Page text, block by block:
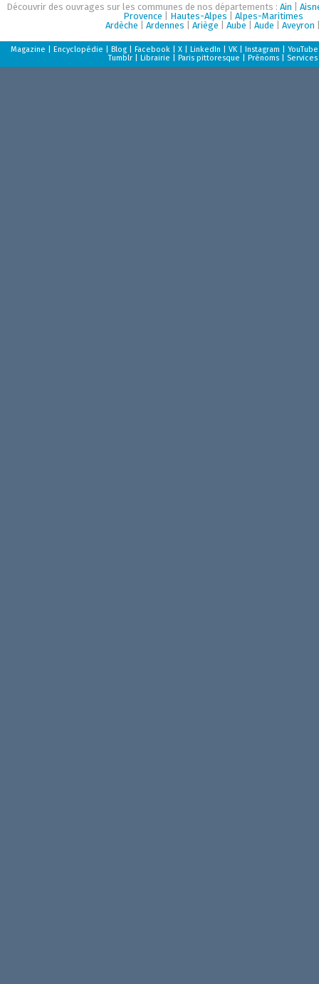
Découvrir des ouvrages sur les communes de nos départements :Ain |
Provence
Hautes-Alpes
Alpes-Maritimes
Ardèche |Ardennes |Ariège |Aube |Aude |Aveyron
Magazine |Encyclopédie |Blog |Facebook |X |LinkedIn |VK |Instagram |YouTube
Tumblr |Librairie |Paris pittoresque |Prénoms Services